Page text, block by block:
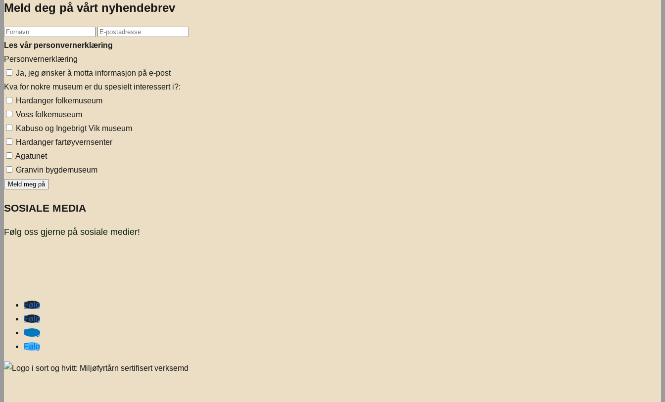
Meld deg på vårt nyhendebrev
Les vår personvernerklæring
Personvernerklæring
Ja, jeg ønsker å motta informasjon på e-post
Kva for nokre museum er du spesielt interessert i?:
Hardanger folkemuseum
Voss folkemuseum
Kabuso og Ingebrigt Vik museum
Hardanger fartøyvernsenter
Agatunet
Granvin bygdemuseum
SOSIALE MEDIA
Følg oss gjerne på sosiale medier!
Følg
Følg
Følg
Følg